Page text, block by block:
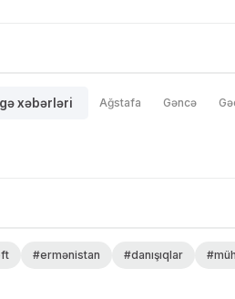
xəbərləri Ağstafa Gəncə
#ermənistan #danışıqlar